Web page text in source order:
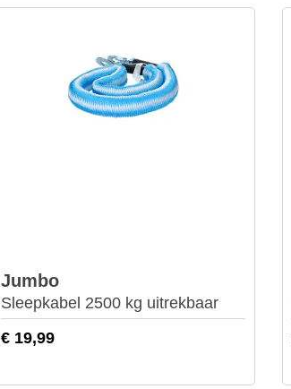
Jumbo
Sleepkabel 2500 kg uitrekbaar
€ 19,99